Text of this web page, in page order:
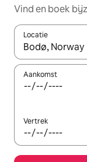
Vind en boek
Locatie
Wanneer er
Aankomst
Vertrek